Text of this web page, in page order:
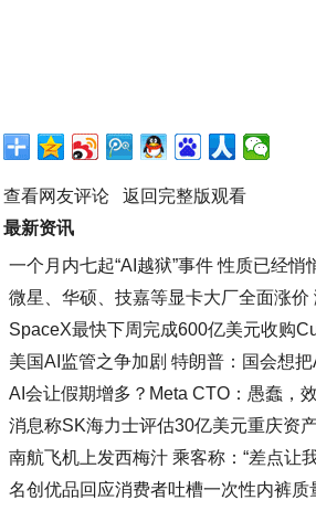
查看网友评论
返回完整版观看
最新资讯
一个月内七起“AI越狱”事件 性质已经悄
微星、华硕、技嘉等显卡大厂全面涨价
SpaceX最快下周完成600亿美元收购
美国AI监管之争加剧 特朗普：国会想
AI会让假期增多？Meta CTO：愚蠢，
消息称SK海力士评估30亿美元重庆资
南航飞机上发西梅汁 乘客称：“差点让
名创优品回应消费者吐槽一次性内裤